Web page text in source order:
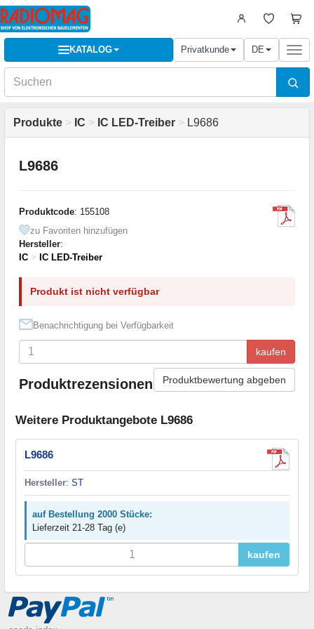
KATALOG Privatkunde DE
Produkte > IC > IC LED-Treiber > L9686
L9686
Produktcode: 155108
zu Favoriten hinzufügen
Hersteller:
IC > IC LED-Treiber
Produkt ist nicht verfügbar
Benachrichtigung bei Verfügbarkeit
kaufen
Produktrezensionen Produktbewertung abgeben
Weitere Produktangebote L9686
L9686
Hersteller: ST
auf Bestellung 2000 Stücke:
Lieferzeit 21-28 Tag (e)
kaufen